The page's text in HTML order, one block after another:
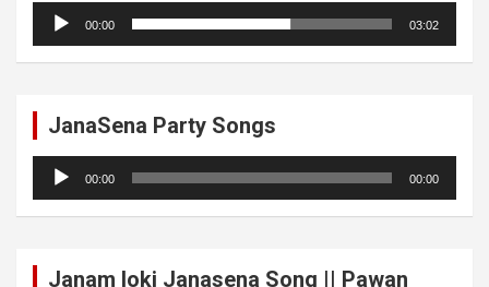
Audio
Player
00:00 03:02
JanaSena Party Songs
Audio
Player
00:00 00:00
Janam loki Janasena Song || Pawan